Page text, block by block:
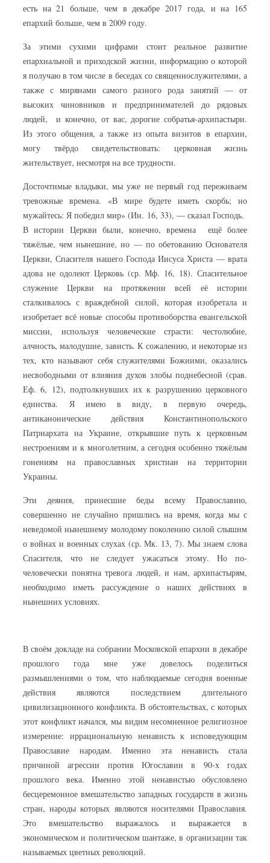
есть на 21 больше, чем в декабре 2017 года, и на 165
епархий больше, чем в 2009 году.
За этими сухими цифрами стоит реальное развитие
епархиальной и приходской жизни, информацию о которой
я получаю в том числе в беседах со священнослужителями, а
также с мирянами самого разного рода занятий — от
высоких чиновников и предпринимателей до рядовых
людей, и конечно, от вас, дорогие собратья-архипастыри.
Из этого общения, а также из опыта визитов в епархии,
могу твёрдо свидетельствовать: церковная жизнь
жительствует, несмотря на все трудности.
Досточтимые владыки, мы уже не первый год переживаем
тревожные времена. «В мире будете иметь скорбь; но
мужайтесь: Я победил мир» (Ин. 16, 33), — сказал Господь.
В истории Церкви были, конечно, времена ещё более
тяжёлые, чем нынешние, но — по обетованию Основателя
Церкви, Спасителя нашего Господа Иисуса Христа — врата
адова не одолеют Церковь (ср. Мф. 16, 18). Спасительное
служение Церкви на протяжении всей её истории
сталкивалось с враждебной силой, которая изобретала и
изобретает всё новые способы противоборства евангельской
миссии, используя человеческие страсти: честолюбие,
алчность, малодушие, зависть. К сожалению, и некоторые из
тех, кто называют себя служителями Божиими, оказались
несвободными от влияния духов злобы поднебесной (срав.
Еф. 6, 12), подтолкнувших их к разрушению церковного
единства. Я имею в виду, в первую очередь,
антиканонические действия Константинопольского
Патриархата на Украине, открывшие путь к церковным
нестроениям и к многолетним, а сегодня особенно тяжёлым
гонениям на православных христиан на территории
Украины.
Эти деяния, принесшие беды всему Православию,
совершенно не случайно пришлись на время, когда мы с
неведомой нынешнему молодому поколению силой слышим
о войнах и военных слухах (ср. Мк. 13, 7). Мы знаем слова
Спасителя, что не следует ужасаться этому. Но по-
человечески понятна тревога людей, и нам, архипастырям,
необходимо иметь рассуждение о наших действиях в
нынешних условиях.
В своём докладе на собрании Московской епархии в декабре
прошлого года мне уже довелось поделиться
размышлениями о том, что наблюдаемые сегодня военные
действия являются последствием длительного
цивилизационного конфликта. В обстоятельствах, с которых
этот конфликт начался, мы видим несомненное религиозное
измерение: иррациональную ненависть к исповедующим
Православие народам. Именно эта ненависть стала
причиной агрессии против Югославии в 90-х годах
прошлого века. Именно этой ненавистью обусловлено
бесцеремонное вмешательство западных государств в жизнь
стран, народы которых являются носителями Православия.
Это вмешательство выражалось и выражается в
экономическом и политическом шантаже, в организации так
называемых цветных революций.